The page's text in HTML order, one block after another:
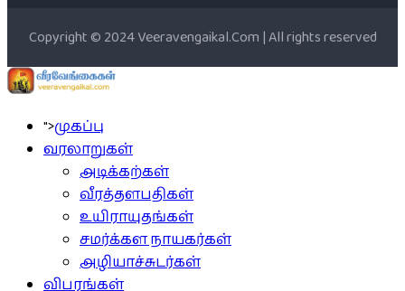
Copyright © 2024 Veeravengaikal.Com | All rights reserved
">முகப்பு
வரலாறுகள்
அடிக்கற்கள்
வீரத்தளபதிகள்
உயிராயுதங்கள்
சமர்க்கள நாயகர்கள்
அழியாச்சுடர்கள்
விபரங்கள்